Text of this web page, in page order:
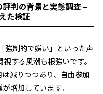
判の背景と実態調査 –
た検証
強制的で嫌い」といった声
する風潮も根強いです。
減りつつあり、 自由参加
増加しています。